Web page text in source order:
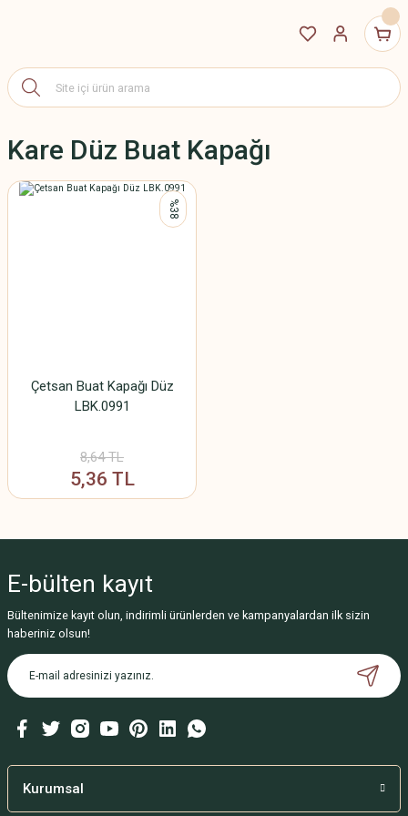
Kare Düz Buat Kapağı
%38
Çetsan Buat Kapağı Düz
LBK.0991
8,64 TL
5,36 TL
E-bülten kayıt
Bültenimize kayıt olun, indirimli ürünlerden ve kampanyalardan ilk sizin
haberiniz olsun!
Kurumsal